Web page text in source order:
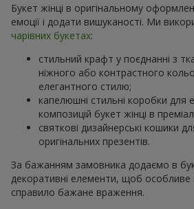
Букет жінці в оригінальному
емоції і додати вишуканості. Ми
чарівних букетах:
стильний крафт у поєднанні з
ніжного або контрастного
елегантного стилю;
капелюшні стильні коробки для
композицій букет жінці в
святкові дизайнерські кошики
оригінальних презентів.
За бажанням замовника додаємо в
декоративні елементи, щоб особливе
справило бажане враження.